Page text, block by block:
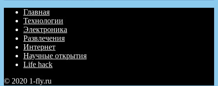
Главная
Технологии
Электроника
Развлечения
Интернет
Научные открытия
Life hack
© 2020 1-fly.ru